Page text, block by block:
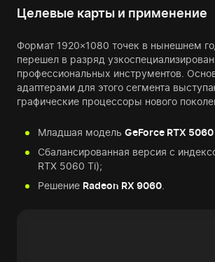
Целевые карты и применение
Формат 1920×1080 точек в нынешнем
перешел в разряд
профессиональных инструментов.
адаптерами для этого сегмента
графические процессоры нового
Младшая модель GeForce RTX
Сбалансированная версия с
RTX 5060 Ti);
Решение Radeon RX 9060